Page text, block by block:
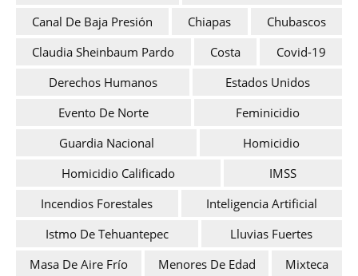
Canal De Baja Presión
Chiapas
Chubascos
Claudia Sheinbaum Pardo
Costa
Covid-19
Derechos Humanos
Estados Unidos
Evento De Norte
Feminicidio
Guardia Nacional
Homicidio
Homicidio Calificado
IMSS
Incendios Forestales
Inteligencia Artificial
Istmo De Tehuantepec
Lluvias Fuertes
Masa De Aire Frío
Menores De Edad
Mixteca